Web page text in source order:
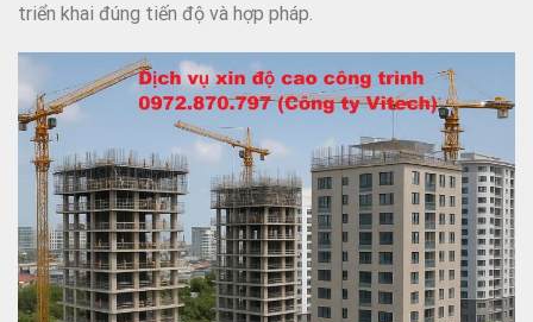
triển khai đúng tiến độ và hợp pháp.